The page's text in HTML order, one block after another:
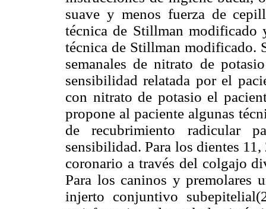
suave y menos fuerza de
técnica de Stillman modificado
técnica de Stillman modificado.
semanales de nitrato de
sensibilidad relatada por el
con nitrato de potasio el
propone al paciente algunas
de recubrimiento radicular
sensibilidad. Para los dientes
coronario a través del colgajo
Para los caninos y premolares
injerto conjuntivo